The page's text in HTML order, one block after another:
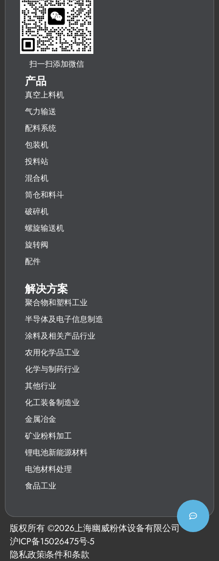
扫一扫添加微信
产品
真空上料机
气力输送
配料系统
包装机
投料站
混合机
筒仓和料斗
破碎机
螺旋输送机
旋转阀
配件
解决方案
聚合物和塑料工业
半导体及电子信息制造
涂料及相关产品行业
农用化学品工业
化学与制药行业
其他行业
化工装备制造业
金属冶金
矿业粉料加工
锂电池新能源材料
电池材料处理
食品工业
版权所有 ©2026上海幽威粉体设备有限公司
沪ICP备15026475号-5
隐私政策条件和条款